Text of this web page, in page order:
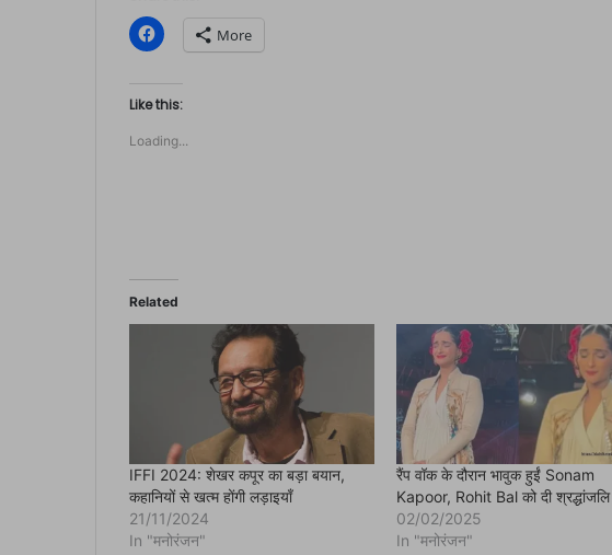
C
l
k
t
o
h
b
o
k
e
w
w
n
d
More
Like this:
Loading...
Related
IFFI 2024: शेखर कपूर का बड़ा बयान,
कहानियों से खत्म होंगी लड़ाइयाँ
21/11/2024
In "मनोरंजन"
रैंप वॉक के दौरान भावुक हुईं Sonam
Kapoor, Rohit Bal को दी श्रद्धांजलि
02/02/2025
In "मनोरंजन"